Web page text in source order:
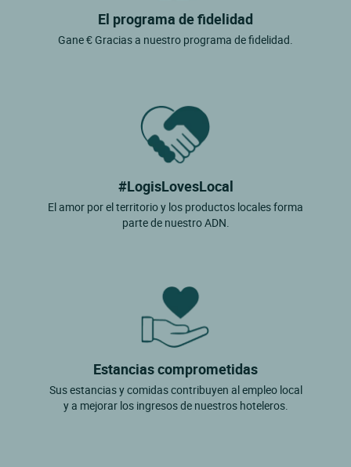
El programa de fidelidad
Gane € Gracias a nuestro programa de fidelidad.
#LogisLovesLocal
El amor por el territorio y los productos locales forma
parte de nuestro ADN.
Estancias comprometidas
Sus estancias y comidas contribuyen al empleo local
y a mejorar los ingresos de nuestros hoteleros.